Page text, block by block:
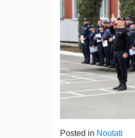
Posted in Noutati